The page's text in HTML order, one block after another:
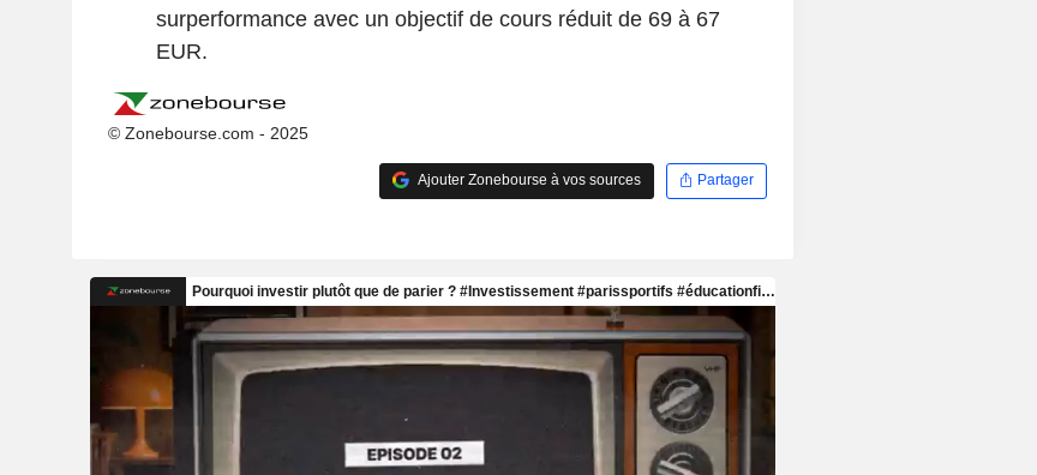
surperformance avec un objectif de cours réduit de 69 à 67
EUR.
© Zonebourse.com - 2025
Ajouter Zonebourse à vos sources Partager